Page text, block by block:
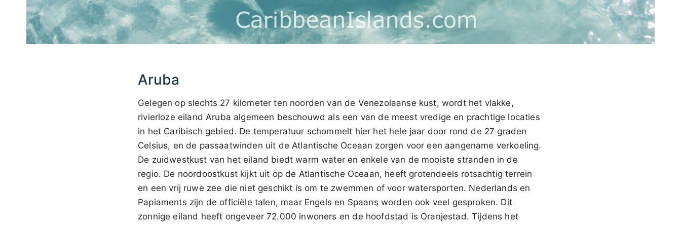
Aruba
Gelegen op slechts 27 kilometer ten noorden van de Venezolaanse kust, wordt het vlakke,
rivierloze eiland Aruba algemeen beschouwd als een van de meest vredige en prachtige locaties
in het Caribisch gebied. De temperatuur schommelt hier het hele jaar door rond de 27 graden
Celsius, en de passaatwinden uit de Atlantische Oceaan zorgen voor een aangename verkoeling.
De zuidwestkust van het eiland biedt warm water en enkele van de mooiste stranden in de
regio. De noordoostkust kijkt uit op de Atlantische Oceaan, heeft grotendeels rotsachtig terrein
en een vrij ruwe zee die niet geschikt is om te zwemmen of voor watersporten. Nederlands en
Papiaments zijn de officiële talen, maar Engels en Spaans worden ook veel gesproken. Dit
zonnige eiland heeft ongeveer 72.000 inwoners en de hoofdstad is Oranjestad. Tijdens het